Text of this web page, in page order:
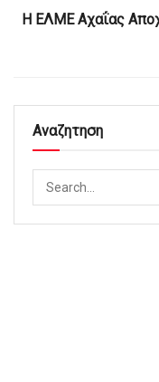
Η ΕΛΜΕ Αχαΐας
Αναζητηση